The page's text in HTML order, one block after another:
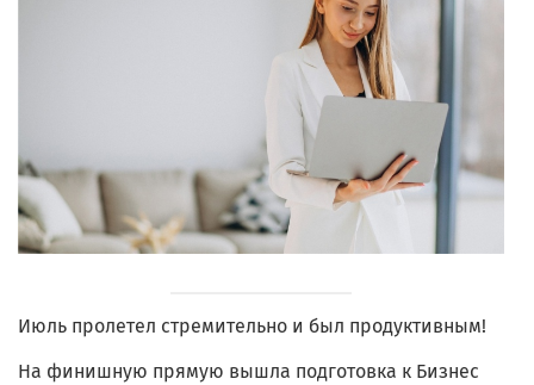
Июль пролетел стремительно и был продуктивным!
На финишную прямую вышла подготовка к Бизнес